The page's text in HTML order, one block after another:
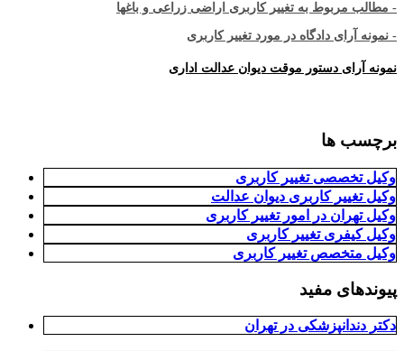
- مطالب مربوط به تغییر کاربری اراضی زراعی و باغها
- نمونه آرای دادگاه در مورد تغییر کاربری
نمونه آرای دستور موقت دیوان عدالت اداری
برچسب ها
وکیل تخصصی تغییر کاربری
وکیل تغییر کاربری دیوان عدالت
وکیل تهران در امور تغییر کاربری
وکیل کیفری تغییر کاربری
وکیل متخصص تغییر کاربری
پیوندهای مفید
دکتر دندانپزشکی در تهران